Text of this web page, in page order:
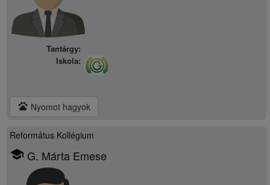
Tantárgy:
Iskola:
pets Nyomot hagyok
Református Kollégium
school G. Márta Emese